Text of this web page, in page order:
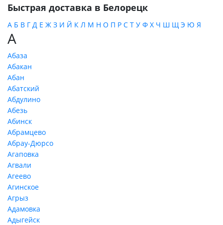
Быстрая доставка в Белорецк
А Б В Г Д Е Ж З И Й К Л М Н О П Р С Т У Ф Х Ч Ш Щ Э Ю Я
А
Абаза
Абакан
Абан
Абатский
Абдулино
Абезь
Абинск
Абрамцево
Абрау-Дюрсо
Агаповка
Агвали
Агеево
Агинское
Агрыз
Адамовка
Адыгейск